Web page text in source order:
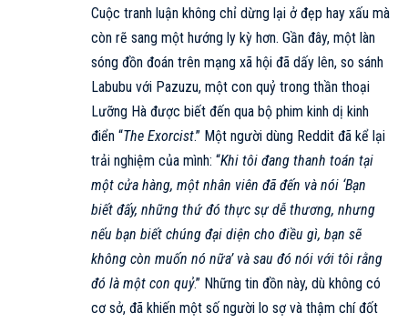
Cuộc tranh luận không chỉ dừng lại ở đẹp hay xấu mà
còn rẽ sang một hướng ly kỳ hơn. Gần đây, một làn
sóng đồn đoán trên mạng xã hội đã dấy lên, so sánh
Labubu với Pazuzu, một con quỷ trong thần thoại
Lưỡng Hà được biết đến qua bộ phim kinh dị kinh
điển “The Exorcist.” Một người dùng Reddit đã kể lại
trải nghiệm của mình: “Khi tôi đang thanh toán tại
một cửa hàng, một nhân viên đã đến và nói ‘Bạn
biết đấy, những thứ đó thực sự dễ thương, nhưng
nếu bạn biết chúng đại diện cho điều gì, bạn sẽ
không còn muốn nó nữa’ và sau đó nói với tôi rằng
đó là một con quỷ.” Những tin đồn này, dù không có
cơ sở, đã khiến một số người lo sợ và thậm chí đốt